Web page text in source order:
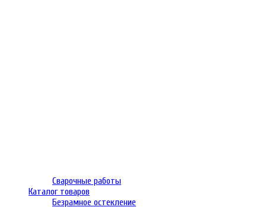
Сварочные работы
Каталог товаров
Безрамное остекление